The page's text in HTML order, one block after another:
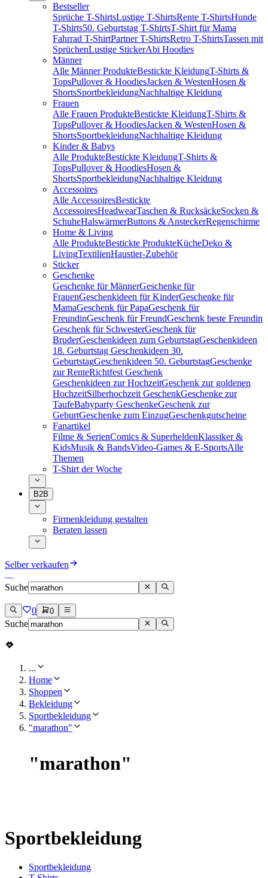
Bestseller
Sprüche T-ShirtsLustige T-ShirtsRente T-ShirtsHunde
T-Shirts50. Geburtstag T-ShirtsT-Shirt für Mama
Fahrrad T-ShirtPartner T-ShirtsRetro T-ShirtsTassen mit
SprüchenLustige StickerAbi Hoodies
Männer
Alle Männer ProdukteBestickte KleidungT-Shirts &
TopsPullover & HoodiesJacken & WestenHosen &
ShortsSportbekleidungNachhaltige Kleidung
Frauen
Alle Frauen ProdukteBestickte KleidungT-Shirts &
TopsPullover & HoodiesJacken & WestenHosen &
ShortsSportbekleidungNachhaltige Kleidung
Kinder & Babys
Alle ProdukteBestickte KleidungT-Shirts &
TopsPullover & HoodiesHosen &
ShortsSportbekleidungNachhaltige Kleidung
Accessoires
Alle AccessoiresBestickte
AccessoiresHeadwearTaschen & RucksäckeSocken &
SchuheHalswärmerButtons & AnsteckerRegenschirme
Home & Living
Alle ProdukteBestickte ProdukteKücheDeko &
LivingTextilienHaustier-Zubehör
Sticker
Geschenke
Geschenke für MännerGeschenke für
FrauenGeschenkideen für KinderGeschenke für
MamaGeschenk für PapaGeschenk für
FreundinGeschenk für FreundGeschenk beste Freundin
Geschenk für SchwesterGeschenk für
BruderGeschenkideen zum GeburtstagGeschenkideen
18. Geburtstag Geschenkideen 30.
GeburtstagGeschenkideen 50. GeburtstagGeschenke
zur RenteRichtfest Geschenk
Geschenkideen zur HochzeitGeschenk zur goldenen
HochzeitSilberhochzeit GeschenkGeschenke zur
TaufeBabyparty GeschenkeGeschenk zur
GeburtGeschenke zum EinzugGeschenkgutscheine
Fanartikel
Filme & SerienComics & SuperheldenKlassiker &
KidsMusik & BandsVideo-Games & E-SportsAlle
Themen
T-Shirt der Woche
B2B
Firmenkleidung gestalten
Beraten lassen
Selber verkaufen
Suche
0 0
Suche
...
Home
Shoppen
Bekleidung
Sportbekleidung
"marathon"
"marathon"
Sportbekleidung
Sportbekleidung